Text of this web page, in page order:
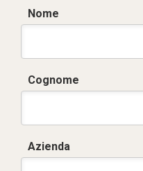
Nome
Cognome
Azienda